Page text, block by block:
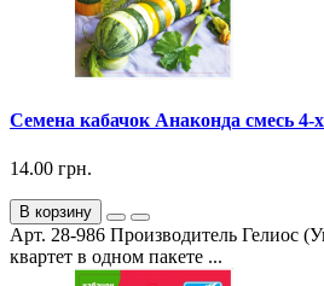
Семена кабачок Анаконда смесь 4-
14.00 грн.
В корзину
Арт. 28-986 Производитель Гелиос
квартет в одном пакете ...